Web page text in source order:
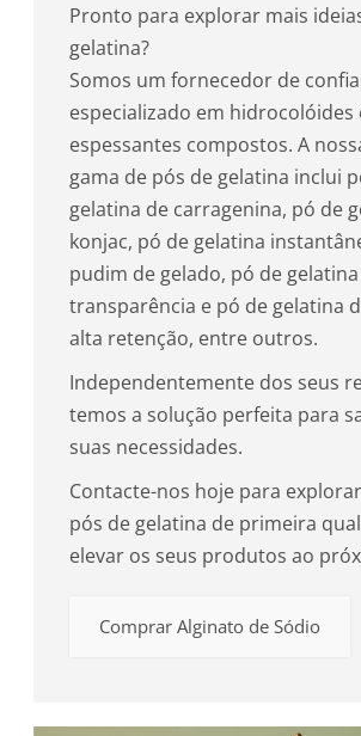
Pronto para explorar mais
gelatina?
Somos um fornecedor de
especializado em hidrocolóides
espessantes compostos. A
gama de pós de gelatina inclui
gelatina de carragenina, pó de
konjac, pó de gelatina
pudim de gelado, pó de
transparência e pó de gelatina
alta retenção, entre outros.
Independentemente dos seus
temos a solução perfeita para
suas necessidades.
Contacte-nos hoje para
pós de gelatina de primeira
elevar os seus produtos ao
Comprar Alginato de Sódio